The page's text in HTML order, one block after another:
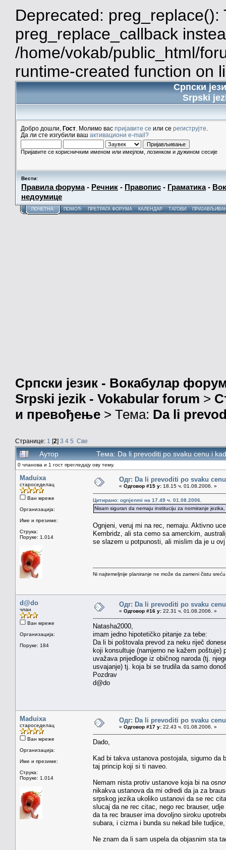
Deprecated:
preg_replace_callback
/home/vokab/public_html/
runtime-created function on
Српски
Srpski
Добро дошли, Гост . Молимо вас пријавите се или се региструјте
Да ли сте изгубили ваш активациони e-mail?
Пријавите се корисничким именом или имејлом, лозинком и дужином сесије
Вести:
Правила форума- Речник - Правопис - Граматика-
недоумице
ПОЧЕТНА ПОМОЋ ПРЕТРАГА ФОРУМА КАЛЕНДАР ТАГОВИ
Српски језик - Вокабулар
Srpski jezik - Vokabular forum >
и превођење > Тема: Da li
Странице: 1 [2] 3 4 5 Све
Аутор Тема: Da li prevoditi po svaku cenu i
0 чланова и 1 гост прегледају ову тему.
Maduixa
староседелац
Ван мреже
Организација:
Име и презиме:
Струка:
Поруке: 1.014
Одг: Da li prevoditi po svaku
« Одговор #15 у: 18.15 ч. 01.08.2006. »
Цитирано: ognjenmi на 17.49 ч. 01.08.2006.
Nisam siguran da nemaju instituciju za normiranje
Ognjeni, veruj mi na rec, nemaju. Aktivno
Kembridz, ali sta cemo sa amerckim,
se slazem u potpunosti, ali mislim da je u
Ni najtemeljnije planiranje ne može da zameni čistu
d@do
члан
Ван мреже
Организација:
Поруке: 184
Одг: Da li prevoditi po svaku
« Одговор #16 у: 22.31 ч. 01.08.2006. »
Natasha2000,
imam jedno hipotetičko pitanje za tebe:
Da li bi poštovala prevod za neku riječ
koji konsultuje (namjerno ne kažem
uvažava prijedloge iz običnog naroda (tj.
usvajanje) tj. koja bi se trudila da samo
Pozdrav
d@do
Maduixa
староседелац
Ван мреже
Организација:
Име и презиме:
Струка:
Поруке: 1.014
Одг: Da li prevoditi po svaku
« Одговор #17 у: 22.43 ч. 01.08.2006. »
Dado,
Kad bi takva ustanova postojala, sigurno da
taj princip koji si ti naveo.
Nemam nista protiv ustanove koja bi na
nikakva ustanova da mi odredi da ja za
srpskog jezika ukoliko ustanovi da se rec
slucaj da ne rec citac, nego rec brauser,
da ta rec brauser ima dovoljno siroku
subara, i cizma i bunda su nekad bile
Ne znam da li sam uspela da objasnim sta